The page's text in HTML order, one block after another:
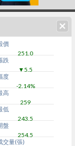
價
251.0
跌
▼5.5
度
-2.14%
高
259
低
243.5
盤
254.5
交量(張)